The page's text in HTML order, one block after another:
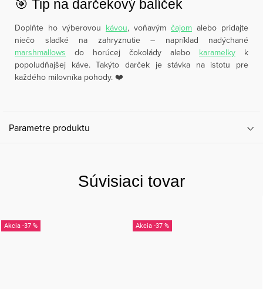
🎯 Tip na darčekový balíček
Doplňte ho výberovou kávou, voňavým čajom alebo pridajte
niečo sladké na zahryznutie – napríklad nadýchané
marshmallows do horúcej čokolády alebo karamelky k
popoludňajšej káve. Takýto darček je stávka na istotu pre
každého milovníka pohody. ❤️
Parametre produktu
Súvisiaci tovar
-37 % -37 %